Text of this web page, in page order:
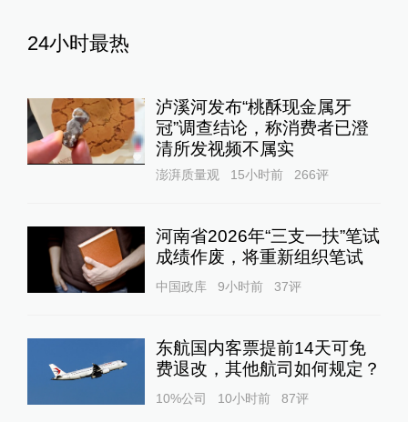
24小时最热
泸溪河发布“桃酥现金属牙
冠”调查结论，称消费者已澄
清所发视频不属实
澎湃质量观 15小时前 266评
河南省2026年“三支一扶”笔试
成绩作废，将重新组织笔试
中国政库 9小时前 37评
东航国内客票提前14天可免
费退改，其他航司如何规定？
10%公司 10小时前 87评